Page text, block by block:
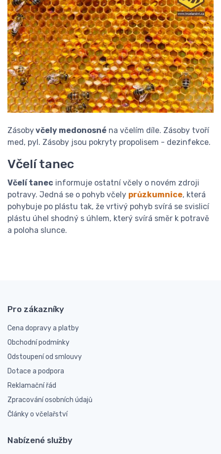
Zásobyvčely medonosné na včelím díle. Zásoby tvoří
med, pyl. Zásoby jsou pokryty propolisem - dezinfekce.
Včelí tanec
Včelí tanec informuje ostatní včely o novém zdroji
potravy. Jedná se o pohyb včely průzkumnice, která
pohybuje po plástu tak, že vrtivý pohyb svírá se svislicí
plástu úhel shodný s úhlem, který svírá směr k potravě
a poloha slunce.
Pro zákazníky
Cena dopravy a platby
Obchodní podmínky
Odstoupení od smlouvy
Dotace a podpora
Reklamační řád
Zpracování osobních údajů
Články o včelařství
Nabízené služby